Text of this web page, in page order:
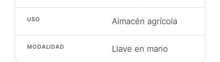
USO Almacén agrícola
MODALIDAD Llave en mano